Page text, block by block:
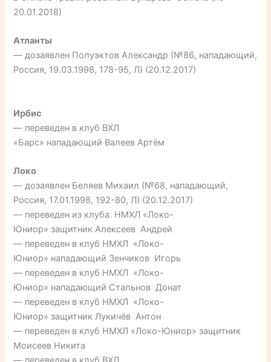
20.01.2018)
Атланты
— дозаявлен Полуэктов Александр (№86, нападающий,
Россия, 19.03.1998, 178-95, Л) (20.12.2017)
Ирбис
— переведен в клуб ВХЛ
«Барс» нападающий Валеев Артём
Локо
— дозаявлен Беляев Михаил (№68, нападающий,
Россия, 17.01.1998, 192-80, Л) (20.12.2017)
— переведен из клуба НМХЛ «Локо-
Юниор» защитник Алексеев Андрей
— переведен в клуб НМХЛ «Локо-
Юниор» нападающий Зенчиков Игорь
— переведен в клуб НМХЛ «Локо-
Юниор» нападающий Стальнов Донат
— переведен в клуб НМХЛ «Локо-
Юниор» защитник Лукичёв Антон
— переведен в клуб НМХЛ «Локо-Юниор» защитник
Моисеев Никита